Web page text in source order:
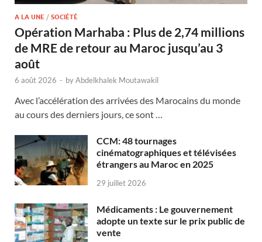
A LA UNE / SOCIÉTÉ
Opération Marhaba : Plus de 2,74 millions
de MRE de retour au Maroc jusqu’au 3
août
6 août 2026 - byAbdelkhalek Moutawakil
Avec l’accélération des arrivées des Marocains du monde
au cours des derniers jours, ce sont …
CCM: 48 tournages
cinématographiques et télévisées
étrangers au Maroc en 2025
29 juillet 2026
Médicaments : Le gouvernement
adopte un texte sur le prix public de
vente